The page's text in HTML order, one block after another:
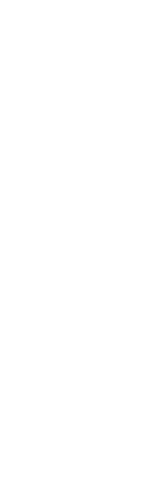
website)